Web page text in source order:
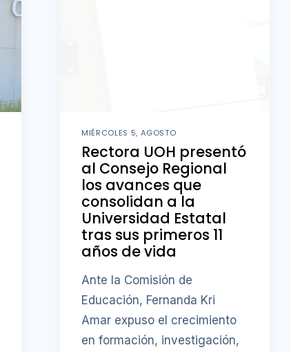
MIÉRCOLES 5, AGOSTO
Rectora UOH presentó
al Consejo Regional
los avances que
consolidan a la
Universidad Estatal
tras sus primeros 11
años de vida
Ante la Comisión de
Educación, Fernanda Kri
Amar expuso el crecimiento
en formación, investigación,